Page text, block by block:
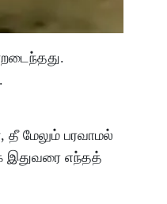
மேலும் பரவாமல்
இதுவரை எந்தத்